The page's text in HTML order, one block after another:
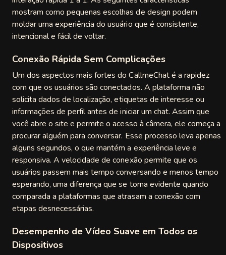
mostram como pequenas escolhas de design podem
moldar uma experiência do usuário que é consistente,
intencional e fácil de voltar.
Conexão Rápida Sem Complicações
Um dos aspectos mais fortes do CallmeChat é a rapidez
com que os usuários são conectados. A plataforma não
solicita dados de localização, etiquetas de interesse ou
informações de perfil antes de iniciar um chat. Assim que
você abre o site e permite o acesso à câmera, ele começa a
procurar alguém para conversar. Esse processo leva apenas
alguns segundos, o que mantém a experiência leve e
responsiva. A velocidade de conexão permite que os
usuários passem mais tempo conversando e menos tempo
esperando, uma diferença que se torna evidente quando
comparada a plataformas que atrasam a conexão com
etapas desnecessárias.
Desempenho de Vídeo Suave em Todos os
Dispositivos
Chat
Live